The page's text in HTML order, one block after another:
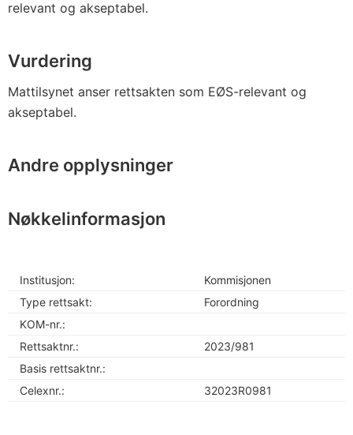
relevant og akseptabel.
Vurdering
Mattilsynet anser rettsakten som EØS-relevant og
akseptabel.
Andre opplysninger
Nøkkelinformasjon
Institusjon:
Kommisjonen
Type rettsakt:
Forordning
KOM-nr.:
Rettsaktnr.:
2023/981
Basis rettsaktnr.:
Celexnr.:
32023R0981